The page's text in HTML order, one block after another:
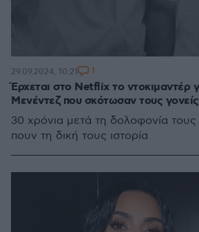
Έρχεται στο Netflix το ντοκιμαντέρ
Μενέντεζ που σκότωσαν τους
30 χρόνια μετά τη δολοφονία τους
πουν τη δική τους ιστορία
29.09.2024, 10:21 1